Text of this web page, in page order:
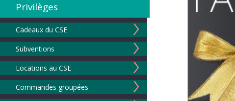
Privilèges
Cadeaux du CSE
Subventions
Locations au CSE
Commandes groupées